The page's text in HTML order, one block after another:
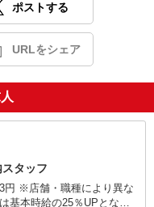
ポストする
URLをシェア
タッフ
円 ※店舗・職種により異な
基本時給の25％UPとなり